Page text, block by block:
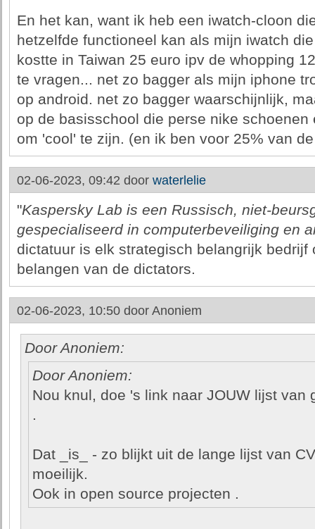
En het kan, want ik heb een iwatch-cloon
hetzelfde functioneel kan als mijn iwatch
kostte in Taiwan 25 euro ipv de whopping
te vragen... net zo bagger als mijn iphone
op android. net zo bagger waarschijnlijk,
op de basisschool die perse nike
om 'cool' te zijn. (en ik ben voor 25% van
02-06-2023, 09:42 door waterlelie
"Kaspersky Lab is een Russisch, niet-
gespecialiseerd in computerbeveiliging en
dictatuur is elk strategisch belangrijk bedrijf
belangen van de dictators.
02-06-2023, 10:50 door Anoniem
Door Anoniem:
Door Anoniem:
Nou knul, doe 's link naar JOUW lijst van
.
Dat _is_ - zo blijkt uit de lange lijst van
moeilijk.
Ook in open source projecten .